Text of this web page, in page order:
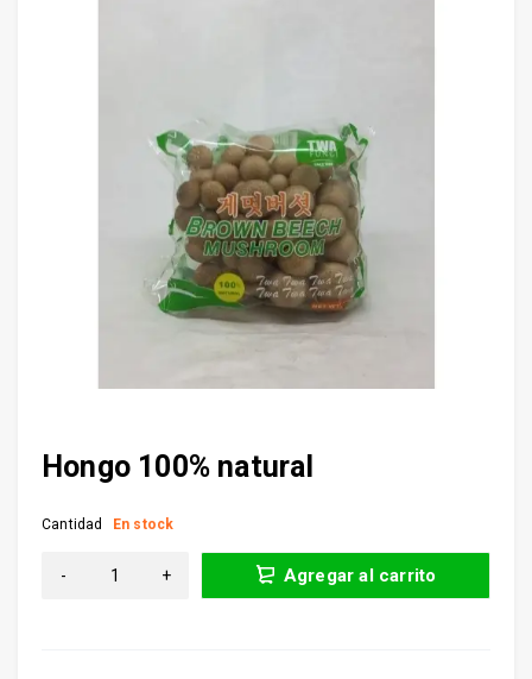
Hongo 100% natural
Cantidad En stock
Agregar al carrito